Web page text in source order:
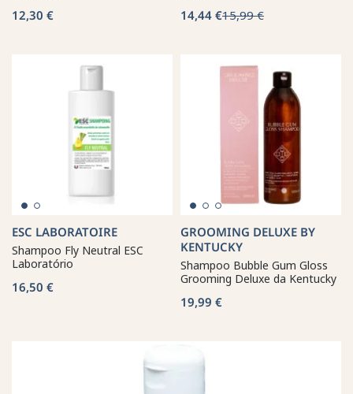
12,30 € 14,44 €15,99 €
ESC LABORATOIRE
Shampoo Fly Neutral ESC
Laboratório
16,50 €
GROOMING DELUXE BY
KENTUCKY
Shampoo Bubble Gum Gloss
Grooming Deluxe da Kentucky
19,99 €